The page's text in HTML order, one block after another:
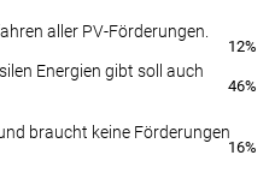
aller PV-Förderungen.
12%
Energien gibt soll auch
46%
braucht keine Förderungen
16%